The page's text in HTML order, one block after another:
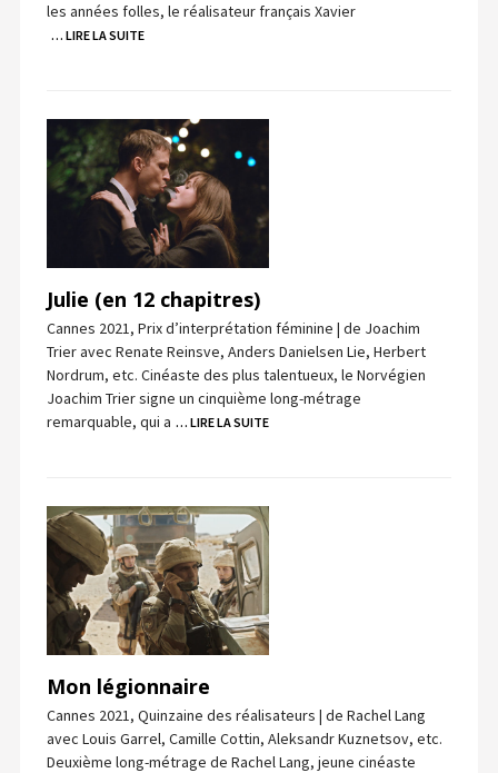
les années folles, le réalisateur français Xavier
… LIRE LA SUITE
Julie (en 12 chapitres)
Cannes 2021, Prix d’interprétation féminine | de Joachim
Trier avec Renate Reinsve, Anders Danielsen Lie, Herbert
Nordrum, etc. Cinéaste des plus talentueux, le Norvégien
Joachim Trier signe un cinquième long-métrage
remarquable, qui a … LIRE LA SUITE
Mon légionnaire
Cannes 2021, Quinzaine des réalisateurs | de Rachel Lang
avec Louis Garrel, Camille Cottin, Aleksandr Kuznetsov, etc.
Deuxième long-métrage de Rachel Lang, jeune cinéaste